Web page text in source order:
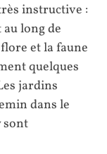
instructive :
long de
et la faune
quelques
jardins
dans le
sont